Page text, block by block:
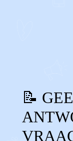
📝